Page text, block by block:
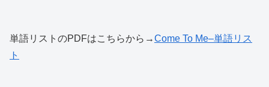
単語リストのPDFはこちらから→Come To Me–単語リス
ト